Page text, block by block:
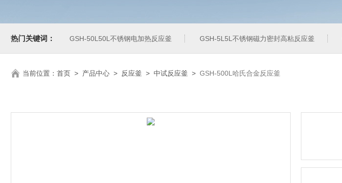
热门关键词： GSH-50L50L不锈钢电加热反应釜 GSH-5L5L不锈钢磁力密封高粘反应釜
当前位置： 首页 > 产品中心 > 反应釜 > 中试反应釜 > GSH-500L哈氏合金反应釜